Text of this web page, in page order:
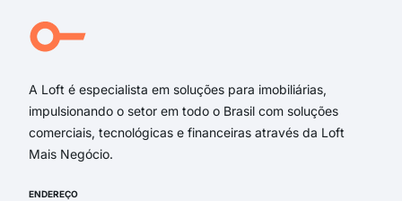
A Loft é especialista em soluções para imobiliárias,
impulsionando o setor em todo o Brasil com soluções
comerciais, tecnológicas e financeiras através da Loft
Mais Negócio.
ENDEREÇO